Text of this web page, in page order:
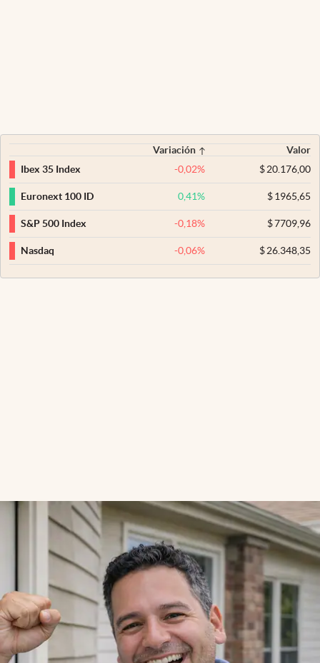
Variación
Valor
Ibex 35 Index
-0,02% $20.176,00
Euronext 100 ID 0,41% $1965,65
S&P 500 Index -0,18% $7709,96
Nasdaq -0,06% $26.348,35